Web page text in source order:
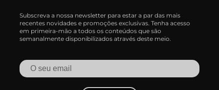
Subscreva a nossa newsletter para estar a par das mais
recentes novidades e promoções exclusivas. Tenha acesso
em primeira-mão a todos os conteúdos que são
semanalmente disponibilizados através deste meio.